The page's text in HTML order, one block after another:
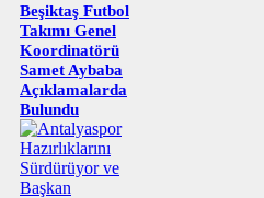
Beşiktaş Futbol
Takımı Genel
Koordinatörü
Samet Aybaba
Açıklamalarda
Bulundu